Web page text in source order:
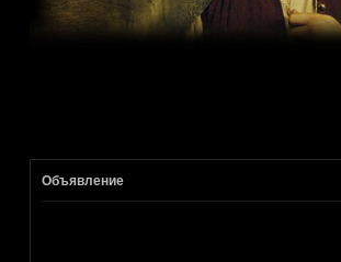
Объявление